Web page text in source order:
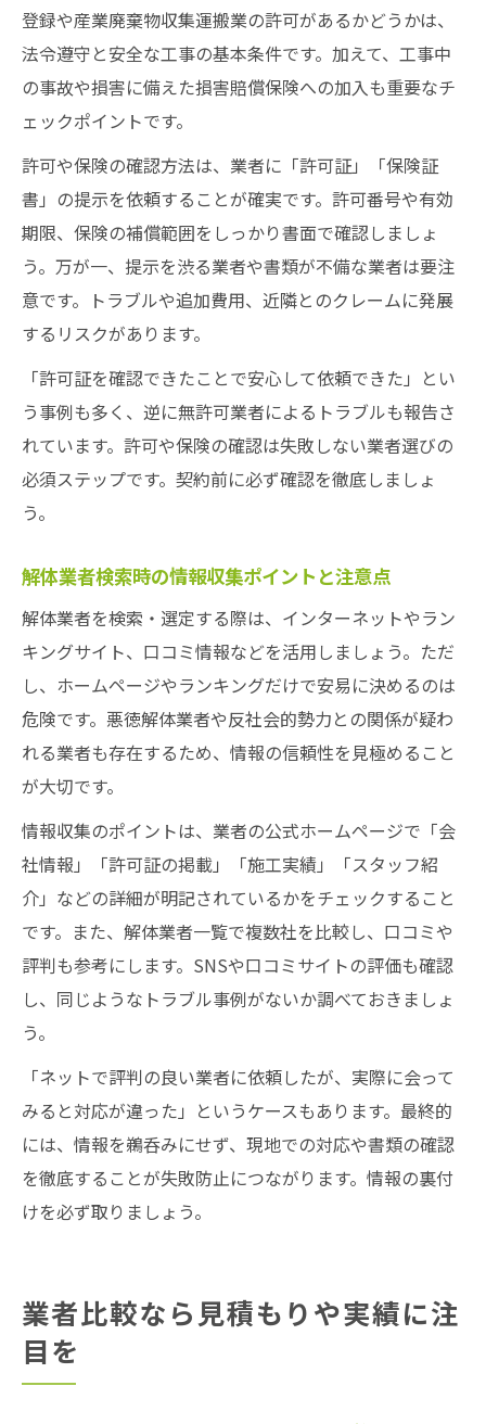
登録や産業廃棄物収集運搬業の許可があるかどうかは、
法令遵守と安全な工事の基本条件です。加えて、工事中
の事故や損害に備えた損害賠償保険への加入も重要なチ
ェックポイントです。
許可や保険の確認方法は、業者に「許可証」「保険証
書」の提示を依頼することが確実です。許可番号や有効
期限、保険の補償範囲をしっかり書面で確認しましょ
う。万が一、提示を渋る業者や書類が不備な業者は要注
意です。トラブルや追加費用、近隣とのクレームに発展
するリスクがあります。
「許可証を確認できたことで安心して依頼できた」とい
う事例も多く、逆に無許可業者によるトラブルも報告さ
れています。許可や保険の確認は失敗しない業者選びの
必須ステップです。契約前に必ず確認を徹底しましょ
う。
解体業者検索時の情報収集ポイントと注意点
解体業者を検索・選定する際は、インターネットやラン
キングサイト、口コミ情報などを活用しましょう。ただ
し、ホームページやランキングだけで安易に決めるのは
危険です。悪徳解体業者や反社会的勢力との関係が疑わ
れる業者も存在するため、情報の信頼性を見極めること
が大切です。
情報収集のポイントは、業者の公式ホームページで「会
社情報」「許可証の掲載」「施工実績」「スタッフ紹
介」などの詳細が明記されているかをチェックすること
です。また、解体業者一覧で複数社を比較し、口コミや
評判も参考にします。SNSや口コミサイトの評価も確認
し、同じようなトラブル事例がないか調べておきましょ
う。
「ネットで評判の良い業者に依頼したが、実際に会って
みると対応が違った」というケースもあります。最終的
には、情報を鵜呑みにせず、現地での対応や書類の確認
を徹底することが失敗防止につながります。情報の裏付
けを必ず取りましょう。
業者比較なら見積もりや実績に注
目を